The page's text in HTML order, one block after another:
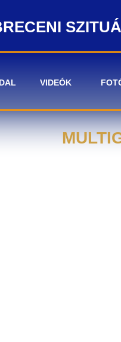
VIDEÓK